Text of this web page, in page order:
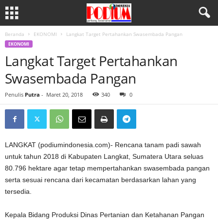
Beranda EKONOMI Langkat Target Pertahankan Swasembada Pangan
EKONOMI
Langkat Target Pertahankan
Swasembada Pangan
Penulis Putra - Maret 20, 2018 340 0
LANGKAT (podiumindonesia.com)- Rencana tanam padi sawah
untuk tahun 2018 di Kabupaten Langkat, Sumatera Utara seluas
80.796 hektare agar tetap mempertahankan swasembada pangan
serta sesuai rencana dari kecamatan berdasarkan lahan yang
tersedia.
Kepala Bidang Produksi Dinas Pertanian dan Ketahanan Pangan